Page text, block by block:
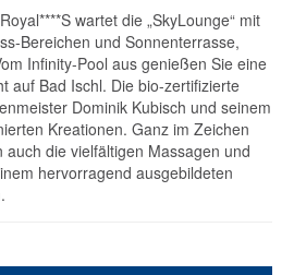
wartet die „SkyLounge“ mit
Bereichen und Sonnenterrasse,
Infinity-Pool aus genießen Sie eine
auf Bad Ischl. Die bio-zertifizierte
Dominik Kubisch und seinem
Kreationen. Ganz im Zeichen
die vielfältigen Massagen und
hervorragend ausgebildeten